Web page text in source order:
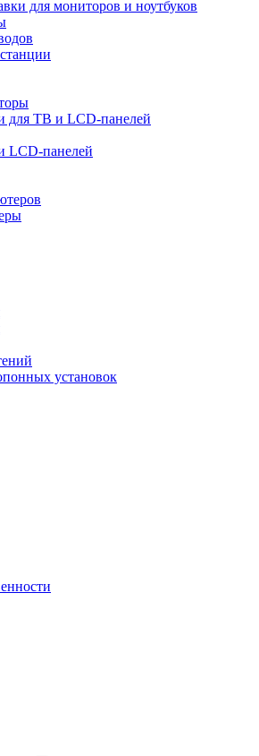
для мониторов и ноутбуков
для ТВ и LCD-панелей
LCD-панелей
установок